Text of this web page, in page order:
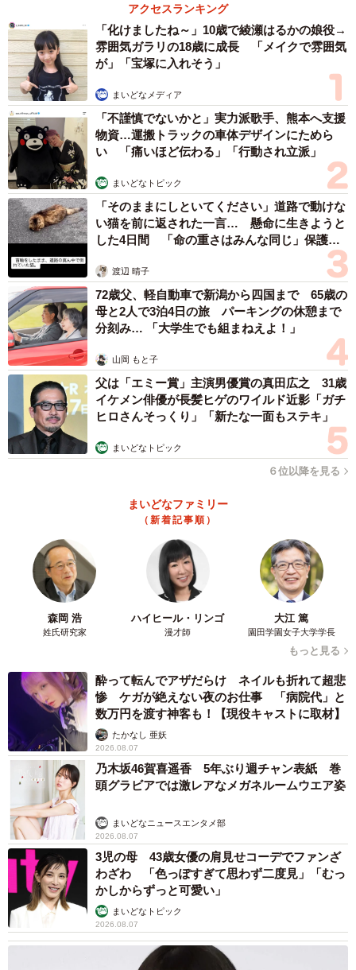
【男女別】第12回「この企業に勤める人と結婚したいランキング」
TOP20（提供画像）
男女別にみると、男性が結婚相手の女性に望む勤務先の1位
は「地方公務員」（13.0％）、2位は「国家公務員」
（11.8％）、3位「トヨタ自動車」（10.8％）という結果だ
った一方で、14位「伊藤忠商事」（3.3％）、15位「京セ
ラ」「ソニー・ミュージックエンタテインメント」（いず
れも3.0％）は、いずれも前回のランク圏外からベスト20に
ランクインしており、大幅なランクアップとなっていたそ
うです。
また、女性が結婚相手の男性に望む勤務先は1位は「国家公
務員」（20.0％）、2位「地方公務員」（15.8％）、3位
「トヨタ自動車」（10.3％）と続きました。上位8社中7社
が共通しており、上位企業は性別を問わず人気を得ている
様子が伺えたといいます
重視するポイントは「社員を大切にする」「ワー
【重視するポイント】第12回「この企業に勤める人と結婚したいランキ
ング」（提供画像）
次に、「結婚相手の勤務先に対して重視するポイント」に
ついては、性別・世代問わず「給与額」（51.0％）が1位と
なり、以下、2位「雇用形態」（39.3％）、3位「土日休
アクセスランキング
「化けましたね～」10歳で綾瀬はるかの娘役→
雰囲気ガラリの18歳に成長 「メイクで雰囲気
が」「宝塚に入れそう」
まいどなメディア
「不謹慎でないかと」実力派歌手、熊本へ支援
物資…運搬トラックの車体デザインにためら
い 「痛いほど伝わる」「行動され立派」
まいどなトピック
「そのままにしといてください」道路で動けな
い猫を前に返された一言… 懸命に生きようと
した4日間 「命の重さはみんな同じ」保護団
渡辺 晴子
72歳父、軽自動車で新潟から四国まで 65歳の
母と2人で3泊4日の旅 パーキングの休憩まで
分刻み… 「大学生でも組まねえよ！」
山岡 もと子
父は「エミー賞」主演男優賞の真田広之 31歳
イケメン俳優が長髪ヒゲのワイルド近影「ガチ
ヒロさんそっくり」「新たな一面もステキ」
まいどなトピック
６位以降を見る
まいどなファミリー
（新着記事順）
森岡 浩
姓氏研究家
ハイヒール・リンゴ
漫才師
大江 篤
園田学園女子大学学長
もっと見る
酔って転んでアザだらけ ネイルも折れて超悲
惨 ケガが絶えない夜のお仕事 「病院代」と
数万円を渡す神客も！【現役キャストに取材】
たかなし 亜妖
2026.08.07
乃木坂46賀喜遥香 5年ぶり週チャン表紙 巻
頭グラビアでは激レアなメガネルームウエア姿
まいどなニュースエンタメ部
2026.08.07
3児の母 43歳女優の肩見せコーデでファンざ
わざわ 「色っぽすぎて思わず二度見」「むっ
かしからずっと可愛い」
まいどなトピック
2026.08.07